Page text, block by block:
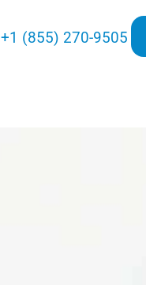
+1 (855) 270-9505